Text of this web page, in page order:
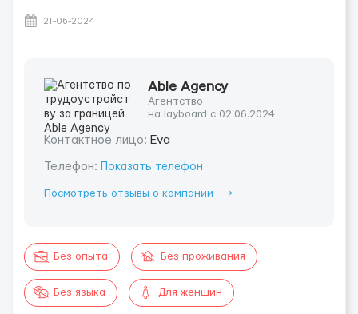
21-06-2024
Able Agency
Агентство
на layboard с 02.06.2024
Контактное лицо: Eva
Телефон: Показать телефон
Посмотреть отзывы о компании ⟶
Без опыта Без проживания
Без языка Для женщин